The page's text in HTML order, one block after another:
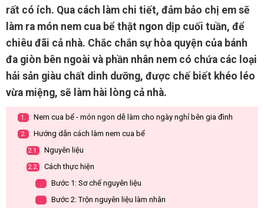
rất có ích. Qua cách làm chi tiết, đảm bảo chị em sẽ
làm ra món nem cua bể thật ngon dịp cuối tuần, để
chiêu đãi cả nhà. Chắc chắn sự hòa quyện của bánh
đa giòn bên ngoài và phần nhân nem có chứa các loại
hải sản giàu chất dinh dưỡng, được chế biết khéo léo
vừa miệng, sẽ làm hài lòng cả nhà.
1. Nem cua bể - món ngon dễ làm cho ngày nghỉ bên gia đình
2. Hướng dẫn cách làm nem cua bể
2.1. Nguyên liệu
2.2. Cách thực hiện
. Bước 1: Sơ chế nguyên liệu
. Bước 2: Trộn nguyên liệu làm nhân